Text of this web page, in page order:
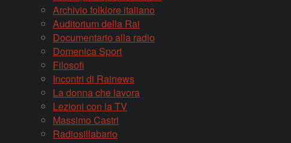
Archivio folklore italiano
Auditorium della Rai
Documentario alla radio
Domenica Sport
Filosofi
Incontri di Rainews
La donna che lavora
Lezioni con la TV
Massimo Castri
Radiosillabario